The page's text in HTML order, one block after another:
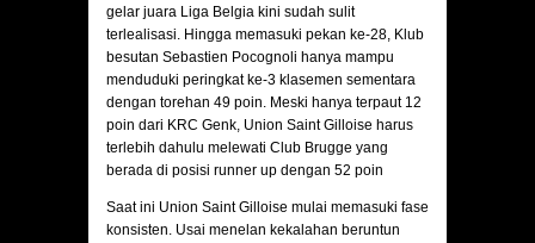
gelar juara Liga Belgia kini sudah sulit
terlealisasi. Hingga memasuki pekan ke-28, Klub
besutan Sebastien Pocognoli hanya mampu
menduduki peringkat ke-3 klasemen sementara
dengan torehan 49 poin. Meski hanya terpaut 12
poin dari KRC Genk, Union Saint Gilloise harus
terlebih dahulu melewati Club Brugge yang
berada di posisi runner up dengan 52 poin
Saat ini Union Saint Gilloise mulai memasuki fase
konsisten. Usai menelan kekalahan beruntun